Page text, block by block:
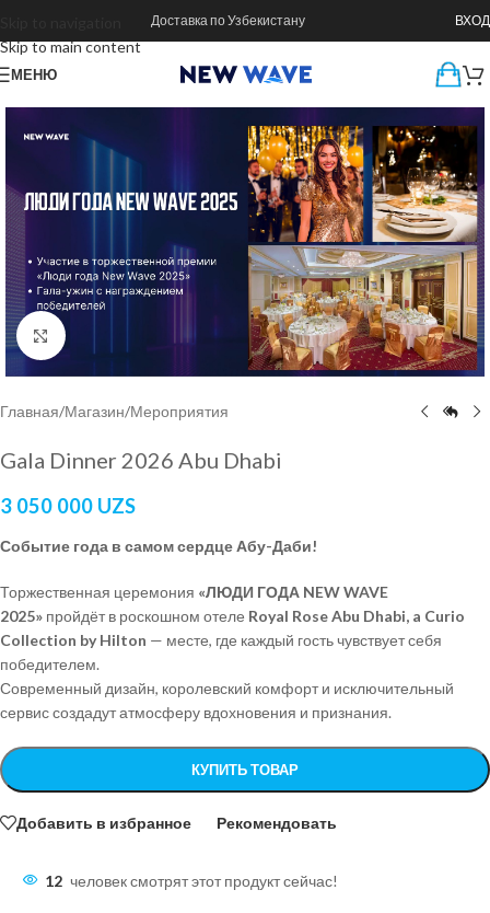
Skip to main content
Доставка по Узбекистану ВХОД
МЕНЮ
Нажмите, чтобы увеличить
Главная/Магазин/Мероприятия
Gala Dinner 2026 Abu Dhabi
3 050 000 UZS
Событие года в самом сердце Абу-Даби!
Торжественная церемония «ЛЮДИ ГОДА NEW WAVE
2025» пройдёт в роскошном отеле Royal Rose Abu Dhabi, a Curio
Collection by Hilton — месте, где каждый гость чувствует себя
победителем.
Современный дизайн, королевский комфорт и исключительный
сервис создадут атмосферу вдохновения и признания.
КУПИТЬ ТОВАР
Добавить в избранное Рекомендовать
12 человек смотрят этот продукт сейчас!